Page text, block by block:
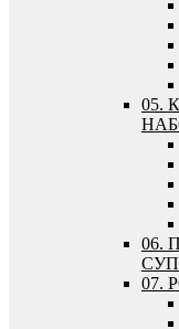
05.
06.
07.